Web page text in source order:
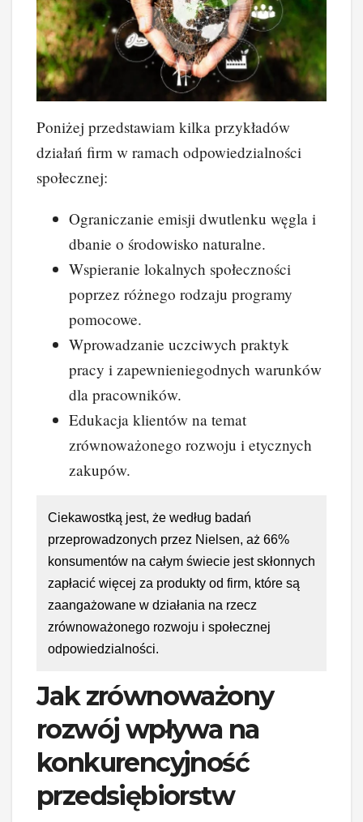
Poniżej przedstawiam kilka przykładów
działań firm w ramach odpowiedzialności
społecznej:
Ograniczanie emisji dwutlenku węgla i
dbanie o środowisko naturalne.
Wspieranie lokalnych społeczności
poprzez różnego rodzaju programy
pomocowe.
Wprowadzanie uczciwych praktyk
pracy i zapewnieniegodnych warunków
dla pracowników.
Edukacja klientów na temat
zrównoważonego rozwoju i etycznych
zakupów.
Ciekawostką jest, że według badań
przeprowadzonych przez Nielsen, aż 66%
konsumentów na całym świecie jest skłonnych
zapłacić więcej za produkty od firm, które są
zaangażowane w działania na rzecz
zrównoważonego rozwoju i społecznej
odpowiedzialności.
Jak zrównoważony
rozwój wpływa na
konkurencyjność
przedsiębiorstw